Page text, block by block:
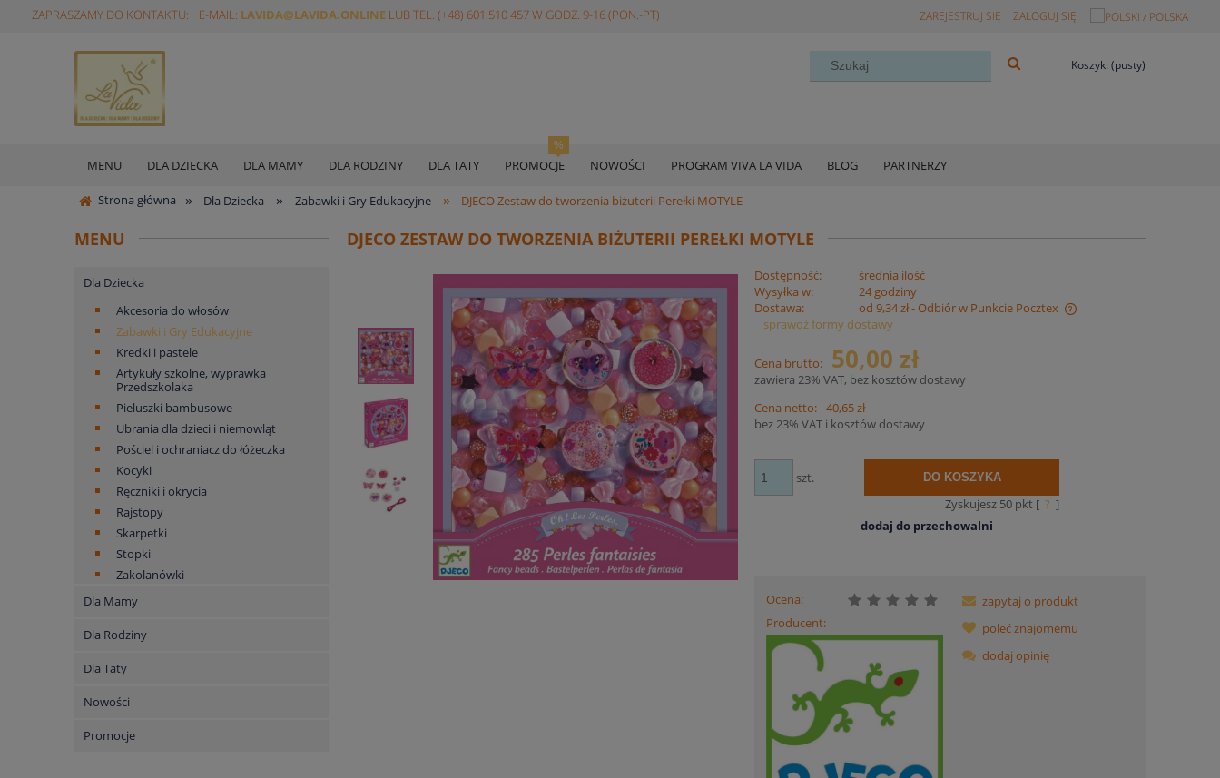
ZAPRASZAMY DO KONTAKTU: E-MAIL: LAVIDA@LAVIDA.ONLINE LUB TEL. (+48) 601 510 457 W GODZ. 9-16 (PON.-PT) ZAREJESTRUJ SIĘ ZALOGUJ SIĘ
Koszyk: (pusty)
MENU DLA DZIECKA DLA MAMY DLA RODZINY DLA TATY PROMOCJE NOWOŚCI PROGRAM VIVA LA VIDA BLOG PARTNERZY
Strona główna » Dla Dziecka » Zabawki i Gry Edukacyjne » DJECO Zestaw do tworzenia biżuterii Perełki MOTYLE
MENU
Dla Dziecka
Akcesoria do włosów
Zabawki i Gry Edukacyjne
Kredki i pastele
Artykuły szkolne, wyprawka
Przedszkolaka
Pieluszki bambusowe
Ubrania dla dzieci i niemowląt
Pościel i ochraniacz do łóżeczka
Kocyki
Ręczniki i okrycia
Rajstopy
Skarpetki
Stopki
Zakolanówki
Dla Mamy
Dla Rodziny
Dla Taty
Nowości
Promocje
DJECO ZESTAW DO TWORZENIA BIŻUTERII PEREŁKI MOTYLE
Dostępność:
średnia ilość
Wysyłka w:
24 godziny
Dostawa:
od 9,34 zł- Odbiór w Punkcie Pocztex
Cena nie zawiera ewentualnych kosztów
płatności
sprawdź formy dostawy
Cena brutto: 50,00 zł
zawiera 23% VAT, bez kosztów dostawy
Cena netto: 40,65 zł
bez 23% VAT i kosztów dostawy
szt. DO KOSZYKA
Zyskujesz 50 pkt [ ? ]
dodaj do przechowalni
Ocena:
Producent:
zapytaj o produkt
poleć znajomemu
dodaj opinię